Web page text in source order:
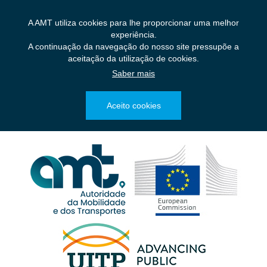
A AMT utiliza cookies para lhe proporcionar uma melhor
experiência.
A continuação da navegação do nosso site pressupõe a
aceitação da utilização de cookies.
Saber mais
Aceito cookies